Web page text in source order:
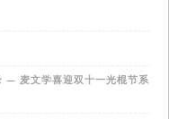
— 麦文学喜迎双十一光棍节系